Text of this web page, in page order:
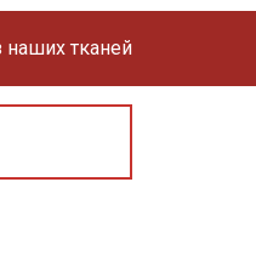
наших тканей